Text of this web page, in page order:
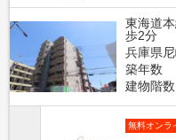
東海道
歩2分
兵庫県
築年数
建物階数
無料オンラ